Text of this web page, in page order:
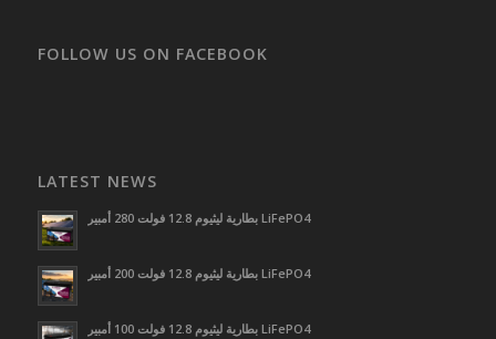
FOLLOW US ON FACEBOOK
LATEST NEWS
بطارية ليثيوم 12.8 فولت 280 أمبير LiFePO4
بطارية ليثيوم 12.8 فولت 200 أمبير LiFePO4
بطارية ليثيوم 12.8 فولت 100 أمبير LiFePO4